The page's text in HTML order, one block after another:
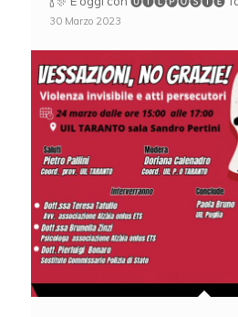
30 Marzo 2023